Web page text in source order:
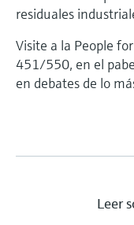
residuales
Visite a la People
451/550, en el
en debates de lo
Leer